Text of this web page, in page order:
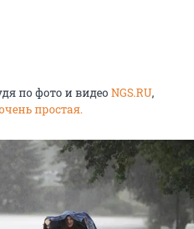
по фото и видеоNGS.RU,
простая.